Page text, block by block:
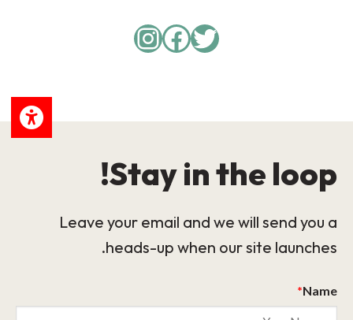
Twitter
Facebook
Instagram
Stay in the loop!
Leave your email and we will send you a
heads-up when our site launches.
Name
*